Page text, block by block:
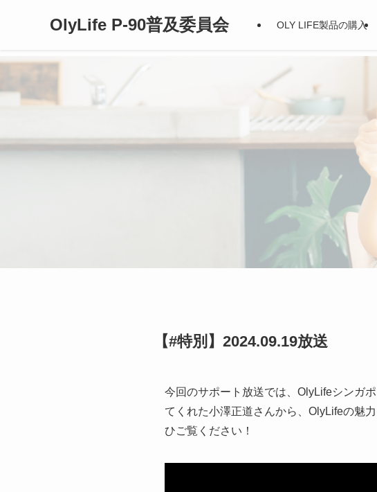
OlyLife P-90普及委員会 OLY LIFE製品の購入
【#特別】2024.09.19放送
今回のサポート放送では、OlyLifeシンガ
てくれた小澤正道さんから、OlyLifeの魅
ひご覧ください！